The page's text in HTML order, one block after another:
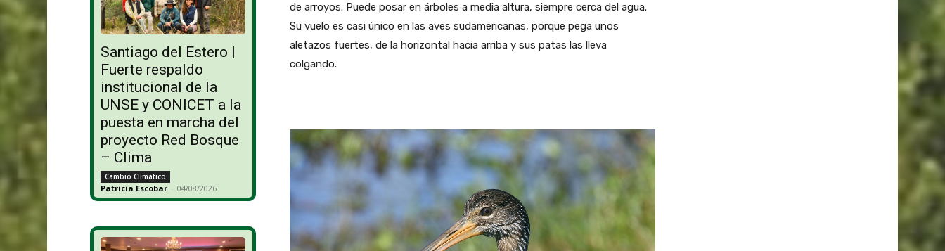
Santiago del Estero |
Fuerte respaldo
institucional de la
UNSE y CONICET a la
puesta en marcha del
proyecto Red Bosque
– Clima
Cambio Climático
Patricia Escobar - 04/08/2026
de arroyos. Puede posar en árboles a media altura, siempre cerca del agua.
Su vuelo es casi único en las aves sudamericanas, porque pega unos
aletazos fuertes, de la horizontal hacia arriba y sus patas las lleva
colgando.